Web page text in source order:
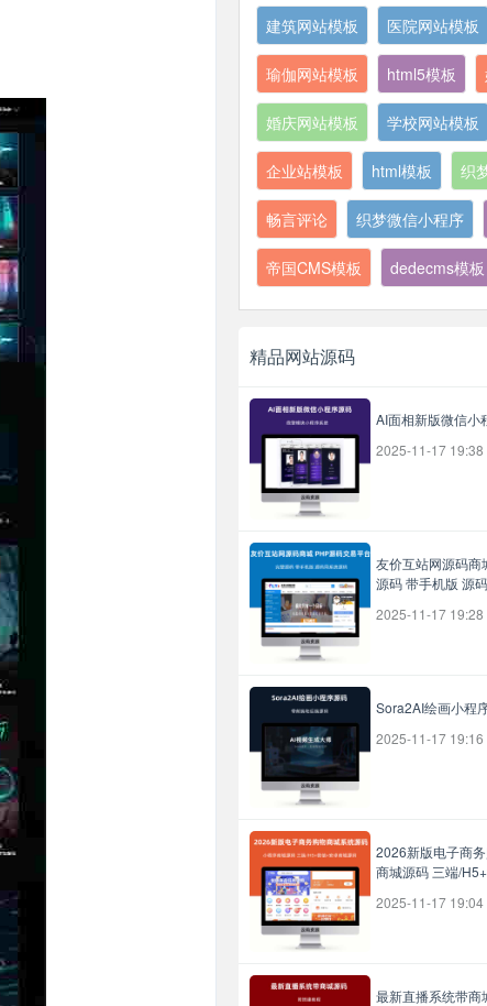
建筑网站模板 医院网站模板
瑜伽网站模板 html5模板
婚庆网站模板 学校网站模板
企业站模板 html模板 织
畅言评论 织梦微信小程序
帝国CMS模板 dedecms模板
精品网站源码
AI面相新版微信小
2025-11-17
友价互站网源码商
源码 带手机版 源
2025-11-17
Sora2AI绘画小程
2025-11-17
2026新版电子商
商城源码 三端/
2025-11-17
最新直播系统带商